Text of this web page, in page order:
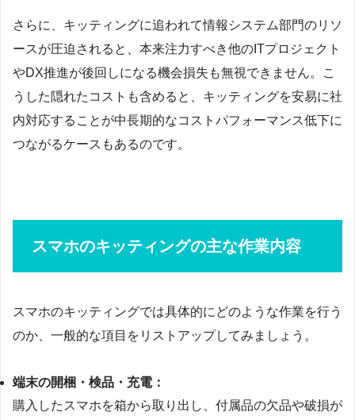
さらに、キッティングに追われて情報システム部門のリソ
ースが圧迫されると、本来注力すべき他のITプロジェクト
やDX推進が後回しになる機会損失も無視できません。こ
うした隠れたコストも含めると、キッティングを安易に社
内対応することが中長期的なコストパフォーマンス低下に
つながるケースもあるのです。
スマホのキッティングの主な作業内容
スマホのキッティングでは具体的にどのような作業を行う
のか、一般的な項目をリストアップしてみましょう。
端末の開梱・検品・充電：
購入したスマホを箱から取り出し、付属品の欠品や破損が